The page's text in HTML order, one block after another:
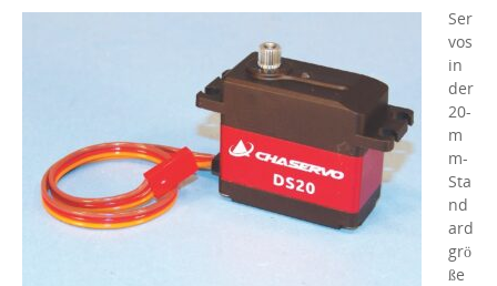
Ser
vos
in
der
20-
m
m-
Sta
nd
ard
grö
ße